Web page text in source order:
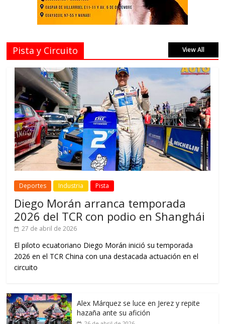
Pista y Circuito View All
Deportes Industria Pista
Diego Morán arranca temporada
2026 del TCR con podio en Shanghái
27 de abril de 2026
El piloto ecuatoriano Diego Morán inició su temporada
2026 en el TCR China con una destacada actuación en el
circuito
Alex Márquez se luce en Jerez y repite
hazaña ante su afición